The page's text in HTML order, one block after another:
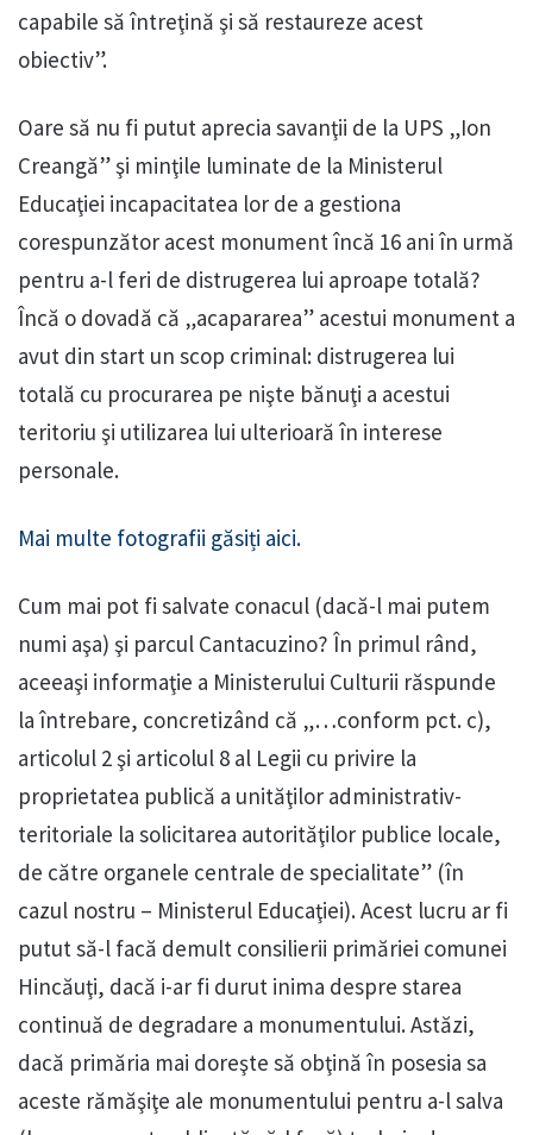
capabile să întreţină şi să restaureze acest
obiectiv”.
Oare să nu fi putut aprecia savanţii de la UPS „Ion
Creangă” şi minţile luminate de la Ministerul
Educaţiei incapacitatea lor de a gestiona
corespunzător acest monument încă 16 ani în urmă
pentru a-l feri de distrugerea lui aproape totală?
Încă o dovadă că „acapararea” acestui monument a
avut din start un scop criminal: distrugerea lui
totală cu procurarea pe nişte bănuţi a acestui
teritoriu şi utilizarea lui ulterioară în interese
personale.
Mai multe fotografii găsiți aici.
Cum mai pot fi salvate conacul (dacă-l mai putem
numi aşa) şi parcul Cantacuzino? În primul rând,
aceeaşi informaţie a Ministerului Culturii răspunde
la întrebare, concretizând că „…conform pct. c),
articolul 2 şi articolul 8 al Legii cu privire la
proprietatea publică a unităţilor administrativ-
teritoriale la solicitarea autorităţilor publice locale,
de către organele centrale de specialitate” (în
cazul nostru – Ministerul Educaţiei). Acest lucru ar fi
putut să-l facă demult consilierii primăriei comunei
Hincăuţi, dacă i-ar fi durut inima despre starea
continuă de degradare a monumentului. Astăzi,
dacă primăria mai doreşte să obţină în posesia sa
aceste rămăşiţe ale monumentului pentru a-l salva